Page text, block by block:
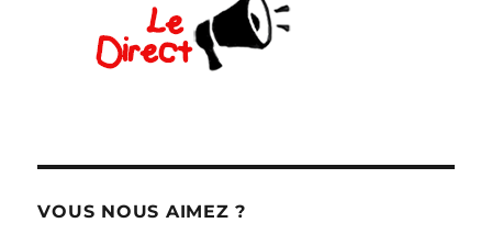
VOUS NOUS AIMEZ ?